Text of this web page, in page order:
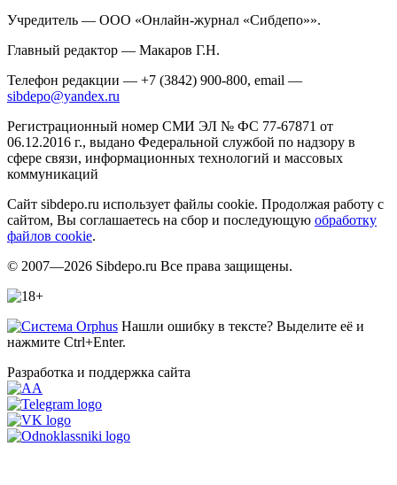
Учредитель — ООО «Онлайн-журнал «Сибдепо»».
Главный редактор — Макаров Г.Н.
Телефон редакции — +7 (3842) 900-800, email —
sibdepo@yandex.ru
Регистрационный номер СМИ ЭЛ № ФС 77-67871 от
06.12.2016 г., выдано Федеральной службой по надзору в
сфере связи, информационных технологий и массовых
коммуникаций
Сайт sibdepo.ru использует файлы cookie. Продолжая работу с
сайтом, Вы соглашаетесь на сбор и последующую обработку
файлов cookie.
© 2007—2026 Sibdepo.ru Все права защищены.
Нашли ошибку в тексте? Выделите её и
нажмите Ctrl+Enter.
Разработка и поддержка сайта